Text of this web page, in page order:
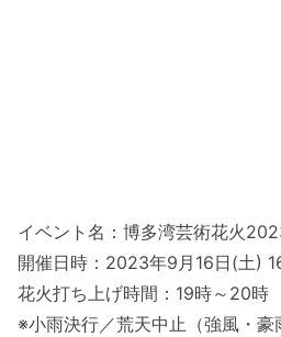
イベント名：博多湾芸術花火
開催日時：2023年9月16日(土)
花火打ち上げ時間：19時～20時
※小雨決行／荒天中止（強風・